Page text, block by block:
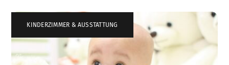
KINDERZIMMER & AUSSTATTUNG